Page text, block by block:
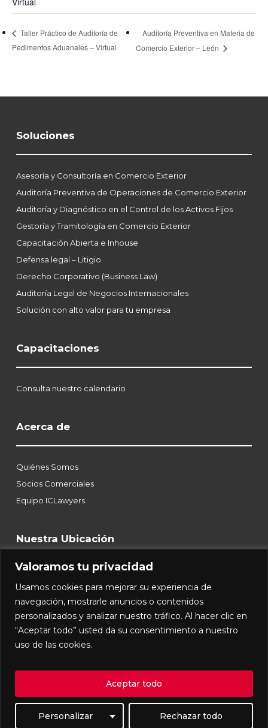
Valoramos tu privacidad
Usamos cookies para mejorar su experiencia de
navegación, mostrarle anuncios o contenidos
personalizados y analizar nuestro tráfico. Al hacer clic en
“Aceptar todo” usted da su consentimiento a nuestro
uso de las cookies.
Personalizar Rechazar todo
Aceptar todo
Taller Práctico de Auditoría de
Pedimentos Aduanales – Virtual
Auditoría Preventiva en Materia de
Comercio Exterior – León
Soluciones
Asesoría y Consultoría en Comercio Exterior
Auditoría Preventiva de Operaciones de Comercio Exterior
Auditoría y Diagnóstico en el Control de los Activos Fijos
Gestoría y Tramitología en Comercio Exterior
Capacitación Abierta e Inhouse
Defensa legal – Litigio
Derecho Corporativo (Business Law)
Auditoría Legal de Negocios Internacionales
Solución con alto valor para tu empresa
Capacitaciones
Consulta nuestro calendario
Acerca de
Quiénes Somos
Socios Comerciales
Equipo ICLawyers
Nuestra Ubicación
Blvd. Campestre 2502, 6to Piso, Int 601,
Col. Bosques del Refugio, C.P. 37123,
León, Guanajuato.
+52 (477) 119 2517
contacto@iclawyers.mx
© 2026 ICLawyers. Todos los derechos reservados |
Aviso de Privacidad
facebooklinkedin youtubeinstagram